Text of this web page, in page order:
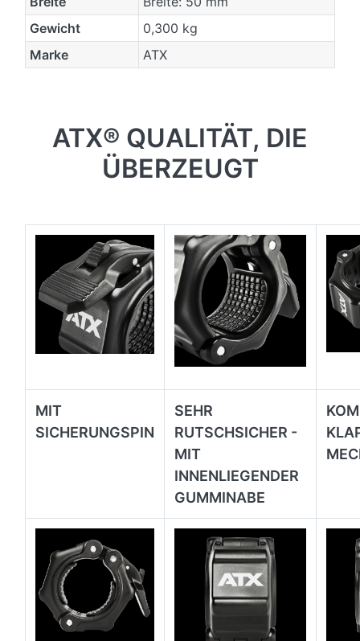
Gewicht
0,300 kg
Marke
ATX
ATX® QUALITÄT, DIE
ÜBERZEUGT
MIT
SICHERUNGSPIN
SEHR
RUTSCHSICHER -
MIT
INNENLIEGENDER
GUMMINABE